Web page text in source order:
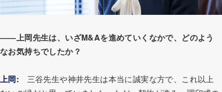
――上岡先生は、いざM&Aを進めていくなかで、どのよう
なお気持ちでしたか？
上岡: 三谷先生や神井先生は本当に誠実な方で、これ以上